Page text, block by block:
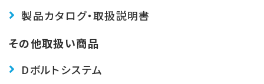
製品カタログ・取扱説明書
その他取扱い商品
Dボルトシステム